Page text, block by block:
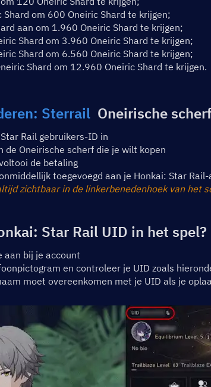
om 600 Oneiric Shard te krijgen;
aan om 1.960 Oneiric Shard te krijgen;
Shard om 3.960 Oneiric Shard te krijgen;
Shard om 6.560 Oneiric Shard te krijgen;
Shard om 12.960 Oneiric Shard te krijgen.
Sterrail
Oneirische
Rail gebruikers-ID in
de Oneirische scherf die je wilt kopen
de betaling
toegevoegd aan je Honkai: Star
zichtbaar in de linkerbenedenhoek van het
Star Rail UID in het spel?
aan bij je account
en controleer je UID zoals
moet overeenkomen met je UID als je